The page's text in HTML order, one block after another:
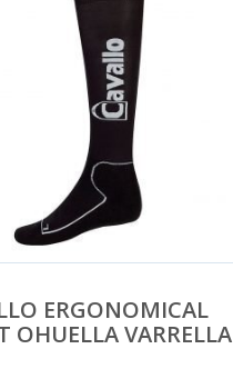
ERGONOMICAL
OHUELLA VARRELLA